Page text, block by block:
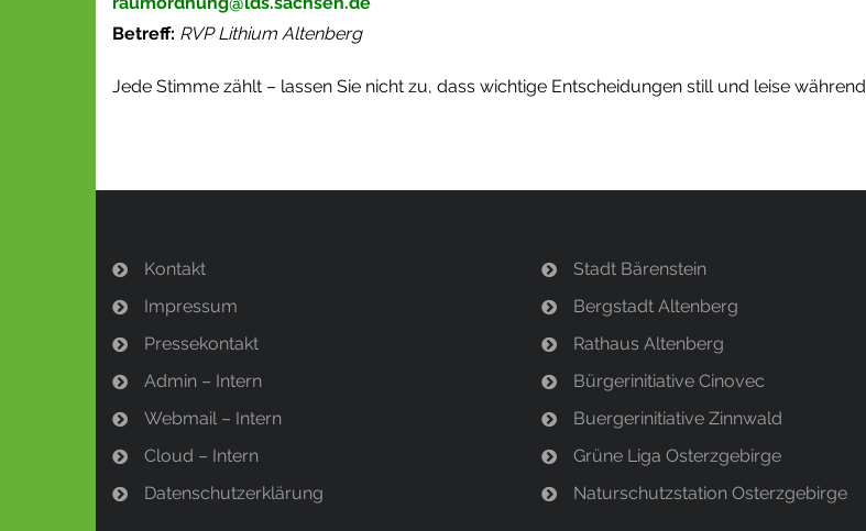
Betreff: RVP Lithium Altenberg
Jede Stimme zählt – lassen Sie nicht zu, dass wichtige Entscheidungen still und leise
Kontakt
Impressum
Pressekontakt
Admin – Intern
Webmail – Intern
Cloud – Intern
Datenschutzerklärung
Stadt Bärenstein
Bergstadt Altenberg
Rathaus Altenberg
Bürgerinitiative Cinovec
Buergerinitiative Zinnwald
Grüne Liga Osterzgebirge
Naturschutzstation Osterzgebirge